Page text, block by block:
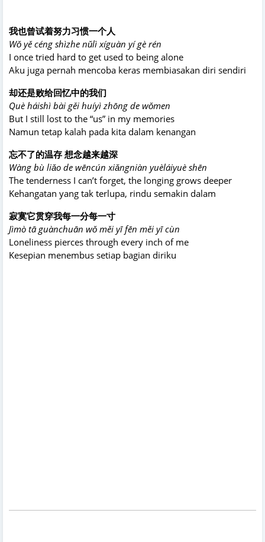
我也曾试着努力习惯一个人
Wǒ yě céng shìzhe nǔlì xíguàn yí gè rén
I once tried hard to get used to being alone
Aku juga pernah mencoba keras membiasakan diri sendiri
却还是败给回忆中的我们
Què háishì bài gěi huíyì zhōng de wǒmen
But I still lost to the “us” in my memories
Namun tetap kalah pada kita dalam kenangan
忘不了的温存 想念越来越深
Wàng bù liǎo de wēncún xiǎngniàn yuèláiyuè shēn
The tenderness I can’t forget, the longing grows deeper
Kehangatan yang tak terlupa, rindu semakin dalam
寂寞它贯穿我每一分每一寸
Jìmò tā guànchuān wǒ měi yī fēn měi yī cùn
Loneliness pierces through every inch of me
Kesepian menembus setiap bagian diriku